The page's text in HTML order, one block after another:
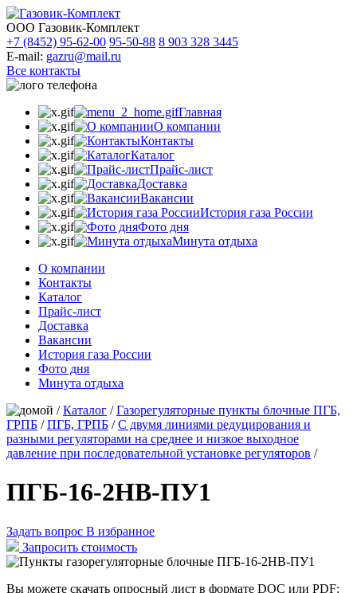
ООО Газовик-Комплект
+7 (8452) 95-62-00 95-50-88 8 903 328 3445
E-mail: gazru@mail.ru
Все контакты
Главная
О компании
Контакты
Каталог
Прайс-лист
Доставка
Вакансии
История газа России
Фото дня
Минута отдыха
О компании
Контакты
Каталог
Прайс-лист
Доставка
Вакансии
История газа России
Фото дня
Минута отдыха
/Каталог /Газорегуляторные пункты блочные ПГБ,
ГРПБ /ПГБ, ГРПБ /С двумя линиями редуцирования и
разными регуляторами на среднее и низкое выходное
давление при последовательной установке регуляторов /
ПГБ-16-2НВ-ПУ1
Задать вопрос В избранное
Запросить стоимость
Вы можете скачать опросный лист в формате DOC или PDF: